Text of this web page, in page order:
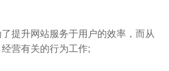
提升网站服务于用户的效率，而从
营有关的行为工作;